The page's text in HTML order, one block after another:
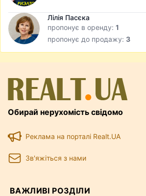
Лілія Пасєка
пропонує в оренду: 1
пропонує до продажу: 3
Обирай нерухомість свідомо
Реклама на порталі Realt.UA
Зв'яжіться з нами
ВАЖЛИВІ РОЗДІЛИ